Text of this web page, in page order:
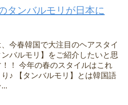
タンバルモリが日本に
今春韓国で大注目のヘアスタイ
ンバルモリ】をご紹介したいと思
！！ 今年の春のスタイルはこれ
り♪ 【タンバルモリ】とは韓国語